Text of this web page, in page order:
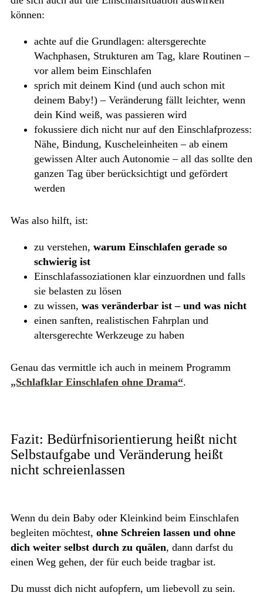
können:
achte auf die Grundlagen: altersgerechte
Wachphasen, Strukturen am Tag, klare Routinen –
vor allem beim Einschlafen
sprich mit deinem Kind (und auch schon mit
deinem Baby!) – Veränderung fällt leichter, wenn
dein Kind weiß, was passieren wird
fokussiere dich nicht nur auf den Einschlafprozess:
Nähe, Bindung, Kuscheleinheiten – ab einem
gewissen Alter auch Autonomie – all das sollte den
ganzen Tag über berücksichtigt und gefördert
werden
Was also hilft, ist:
zu verstehen, warum Einschlafen gerade so
schwierig ist
Einschlafassoziationen klar einzuordnen und falls
sie belasten zu lösen
zu wissen, was veränderbar ist – und was nicht
einen sanften, realistischen Fahrplan und
altersgerechte Werkzeuge zu haben
Genau das vermittle ich auch in meinem Programm
„Schlafklar Einschlafen ohne Drama“.
Fazit: Bedürfnisorientierung heißt nicht
Selbstaufgabe und Veränderung heißt
nicht schreienlassen
Wenn du dein Baby oder Kleinkind beim Einschlafen
begleiten möchtest, ohne Schreien lassen und ohne
dich weiter selbst durch zu quälen, dann darfst du
einen Weg gehen, der für euch beide tragbar ist.
Du musst dich nicht aufopfern, um liebevoll zu sein.